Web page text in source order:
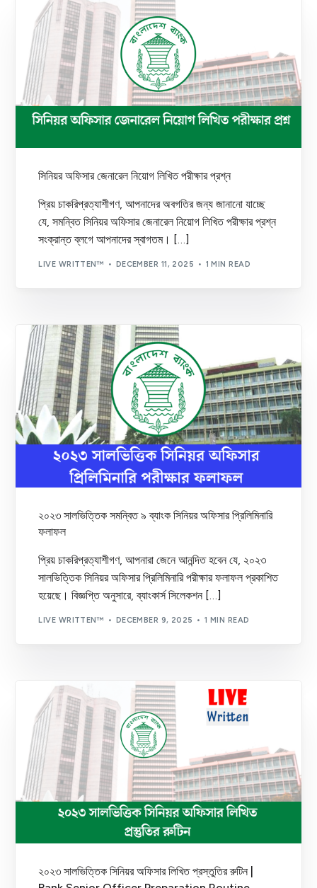
সিনিয়র অফিসার জেনারেল নিয়োগ লিখিত পরীক্ষার প্রশ্ন
প্রিয় চাকরিপ্রত্যাশীগণ, আপনাদের অবগতির জন্য জানানো যাচ্ছে
যে, সমন্বিত সিনিয়র অফিসার জেনারেল নিয়োগ লিখিত পরীক্ষার প্রশ্ন
সংক্রান্ত ব্লগে আপনাদের স্বাগতম। […]
LIVE WRITTEN™ DECEMBER 11, 2025 1 MIN READ
২০২৩ সালভিত্তিক সমন্বিত ৯ ব্যাংক সিনিয়র অফিসার প্রিলিমিনারি
ফলাফল
প্রিয় চাকরিপ্রত্যাশীগণ, আপনারা জেনে আনন্দিত হবেন যে, ২০২৩
সালভিত্তিক সিনিয়র অফিসার প্রিলিমিনারি পরীক্ষার ফলাফল প্রকাশিত
হয়েছে। বিজ্ঞপ্তি অনুসারে, ব্যাংকার্স সিলেকশন […]
LIVE WRITTEN™ DECEMBER 9, 2025 1 MIN READ
২০২৩ সালভিত্তিক সিনিয়র অফিসার লিখিত প্রস্তুতির রুটিন |